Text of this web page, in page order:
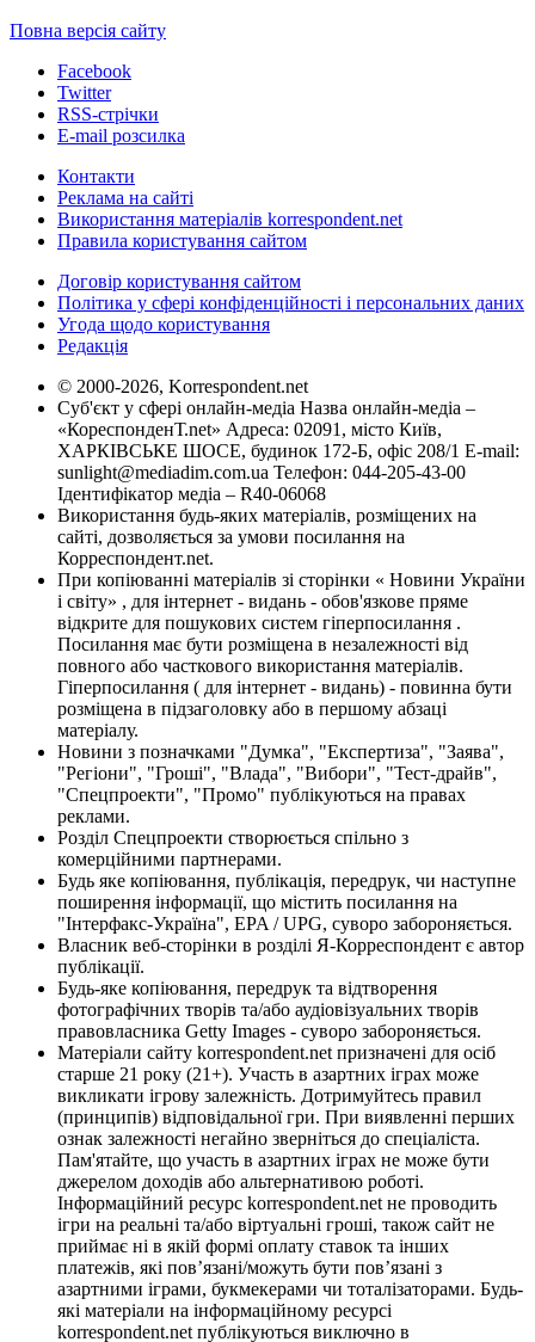
Повна версія сайту
Facebook
Twitter
RSS-стрічки
E-mail розсилка
Контакти
Реклама на сайті
Використання матеріалів korrespondent.net
Правила користування сайтом
Договір користування сайтом
Політика у сфері конфіденційності і персональних даних
Угода щодо користування
Редакція
© 2000-2026, Korrespondent.net
Суб'єкт у сфері онлайн-медіа Назва онлайн-медіа –
«КореспонденТ.net» Адреса: 02091, місто Київ,
ХАРКІВСЬКЕ ШОСЕ, будинок 172-Б, офіс 208/1 E-mail:
sunlight@mediadim.com.ua Телефон: 044-205-43-00
Ідентифікатор медіа – R40-06068
Використання будь-яких матеріалів, розміщених на
сайті, дозволяється за умови посилання на
Корреспондент.net.
При копіюванні матеріалів зі сторінки « Новини України
і світу» , для інтернет - видань - обов'язкове пряме
відкрите для пошукових систем гіперпосилання .
Посилання має бути розміщена в незалежності від
повного або часткового використання матеріалів.
Гіперпосилання ( для інтернет - видань) - повинна бути
розміщена в підзаголовку або в першому абзаці
матеріалу.
Новини з позначками "Думка", "Експертиза", "Заява",
"Регіони", "Гроші", "Влада", "Вибори", "Тест-драйв",
"Спецпроекти", "Промо" публікуються на правах
реклами.
Розділ Спецпроекти створюється спільно з
комерційними партнерами.
Будь яке копіювання, публікація, передрук, чи наступне
поширення інформації, що містить посилання на
"Інтерфакс-Україна", EPA / UPG, суворо забороняється.
Власник веб-сторінки в розділі Я-Корреспондент є автор
публікації.
Будь-яке копіювання, передрук та відтворення
фотографічних творів та/або аудіовізуальних творів
правовласника Getty Images - суворо забороняється.
Матеріали сайту korrespondent.net призначені для осіб
старше 21 року (21+). Участь в азартних іграх може
викликати ігрову залежність. Дотримуйтесь правил
(принципів) відповідальної гри. При виявленні перших
ознак залежності негайно зверніться до спеціаліста.
Пам'ятайте, що участь в азартних іграх не може бути
джерелом доходів або альтернативою роботі.
Інформаційний ресурс korrespondent.net не проводить
ігри на реальні та/або віртуальні гроші, також сайт не
приймає ні в якій формі оплату ставок та інших
платежів, які пов’язані/можуть бути пов’язані з
азартними іграми, букмекерами чи тоталізаторами. Будь-
які матеріали на інформаційному ресурсі
korrespondent.net публікуються виключно в